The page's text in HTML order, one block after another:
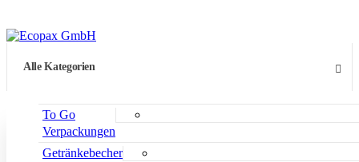
Alle Kategorien
To Go
Verpackungen
Getränkebecher